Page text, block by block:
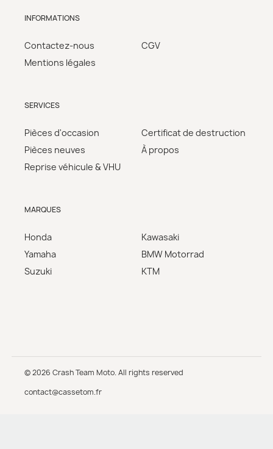
INFORMATIONS
Contactez-nous
Mentions légales
CGV
SERVICES
Pièces d'occasion
Pièces neuves
Reprise véhicule & VHU
Certificat de destruction
À propos
MARQUES
Honda
Yamaha
Suzuki
Kawasaki
BMW Motorrad
KTM
© 2026 Crash Team Moto. All rights reserved
contact@cassetom.fr